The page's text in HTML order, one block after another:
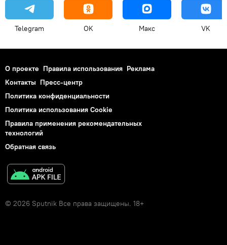
Telegram OK Макс VK
О проекте Правила использования Реклама
Контакты Пресс-центр
Политика конфиденциальности
Политика использования Cookie
Правила применения рекомендательных
технологий
Обратная связь
© 2026 Sputnik Все права защищены. 18+